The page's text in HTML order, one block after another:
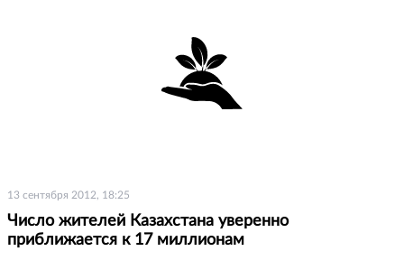
13 сентября 2012, 18:25
Число жителей Казахстана уверенно
приближается к 17 миллионам